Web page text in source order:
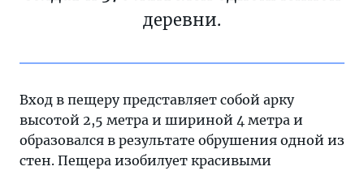
деревни.
Вход в пещеру представляет собой арку
высотой 2,5 метра и шириной 4 метра и
образовался в результате обрушения одной из
стен. Пещера изобилует красивыми